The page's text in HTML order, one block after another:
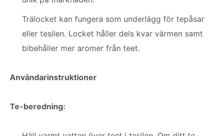
Trälocket kan fungera som underlägg för tepåsar
eller tesilen. Locket håller dels kvar värmen samt
bibehåller mer aromer från teet.
Användarinstruktioner
Te-beredning: